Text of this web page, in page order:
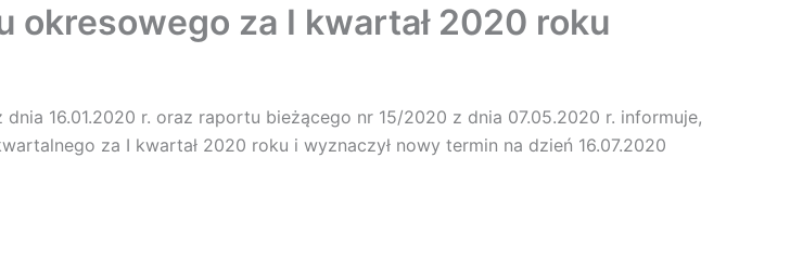
za I kwartał 2020 roku
16.01.2020 r. oraz raportu bieżącego nr 15/2020 z dnia 07.05.2020 r. informuje,
za I kwartał 2020 roku i wyznaczył nowy termin na dzień 16.07.2020